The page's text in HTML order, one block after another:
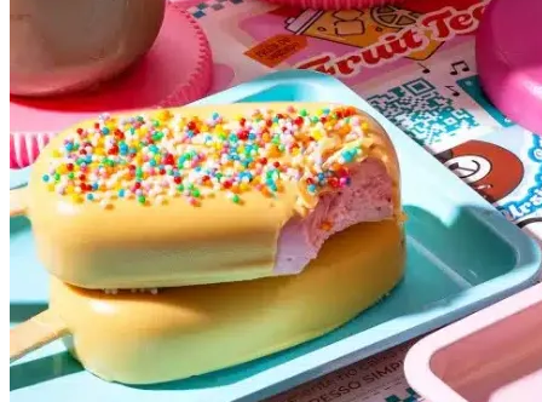
Atlético-MG